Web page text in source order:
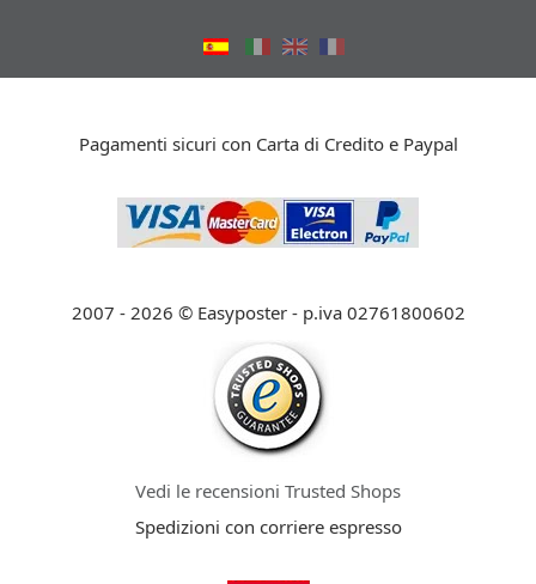
Pagamenti sicuri con Carta di Credito e Paypal
2007 - 2026 © Easyposter - p.iva 02761800602
Vedi le recensioni Trusted Shops
Spedizioni con corriere espresso